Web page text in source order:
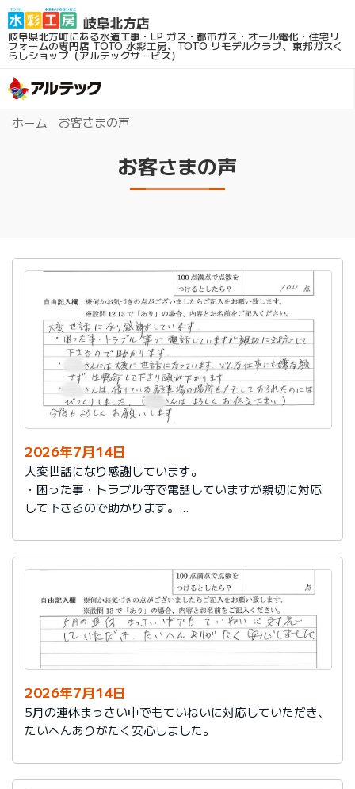
岐阜県北方町にある水道工事・LP ガス・都市ガス・オール電化・住宅リ
フォームの専門店TOTO 水彩工房、TOTO リモデルクラブ、東邦ガスく
らしショップ（アルテックサービス）
ホーム お客さまの声
お客さまの声
2026年7月14日
大変世話になり感謝しています。
・困った事・トラブル等で電話していますが親切に対応
して下さるので助かります。
にも嫌な顔せず一生懸命して下さり頭が下がります。
・社員さんは、借りている駐車場の場所をメモしておら
れたのにはびっくりしました。（社員さんはよろしくお
伝え下さい）
今後もよろしくお願いします。
2026年7月14日
5月の連休まっさい中でもていねいに対応していただき、
たいへんありがたく安心しました。